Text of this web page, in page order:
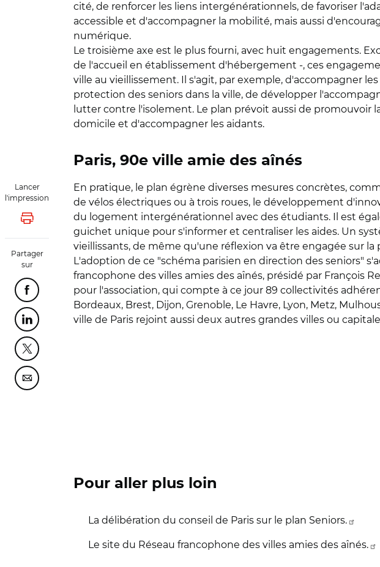
Lancer
l'impression
Lancer l'impression
Partager
sur
Partager cette page sur Facebook
Partager cette page sur Linkedin
Partager cette page sur Twitter
Partager cette page sur Courriel
cité, de renforcer les liens intergénérationnels, de favoriser
accessible et d'accompagner la mobilité, mais aussi
numérique.
Le troisième axe est le plus fourni, avec huit engagements.
de l'accueil en établissement d'hébergement -, ces
ville au vieillissement. Il s'agit, par exemple, d'accompagner
protection des seniors dans la ville, de développer
lutter contre l'isolement. Le plan prévoit aussi de promouvoir
domicile et d'accompagner les aidants.
Paris, 90e ville amie des aînés
En pratique, le plan égrène diverses mesures concrètes,
de vélos électriques ou à trois roues, le développement
du logement intergénérationnel avec des étudiants. Il est
guichet unique pour s'informer et centraliser les aides. Un
vieillissants, de même qu'une réflexion va être engagée sur
L'adoption de ce "schéma parisien en direction des seniors"
francophone des villes amies des aînés, présidé par François
pour l'association, qui compte à ce jour 89 collectivités
Bordeaux, Brest, Dijon, Grenoble, Le Havre, Lyon, Metz,
ville de Paris rejoint aussi deux autres grandes villes ou
Pour aller plus loin
La délibération du conseil de Paris sur le plan Seniors.
Le site du Réseau francophone des villes amies des aînés.